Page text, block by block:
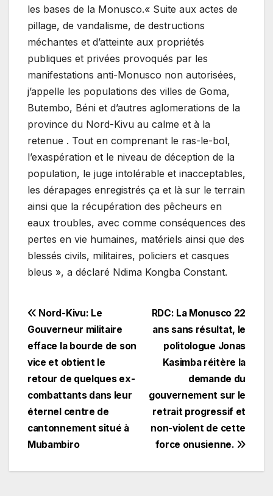
les bases de la Monusco.« Suite aux actes de
pillage, de vandalisme, de destructions
méchantes et d’atteinte aux propriétés
publiques et privées provoqués par les
manifestations anti-Monusco non autorisées,
j’appelle les populations des villes de Goma,
Butembo, Béni et d’autres aglomerations de la
province du Nord-Kivu au calme et à la
retenue . Tout en comprenant le ras-le-bol,
l’exaspération et le niveau de déception de la
population, le juge intolérable et inacceptables,
les dérapages enregistrés ça et là sur le terrain
ainsi que la récupération des pêcheurs en
eaux troubles, avec comme conséquences des
pertes en vie humaines, matériels ainsi que des
blessés civils, militaires, policiers et casques
bleus », a déclaré Ndima Kongba Constant.
Navigation
de
l’article
RDC: La Monusco 22
ans sans résultat, le
politologue Jonas
Kasimba réitère la
demande du
gouvernement sur le
retrait progressif et
non-violent de cette
force onusienne.
Nord-Kivu: Le
Gouverneur militaire
efface la bourde de son
vice et obtient le
retour de quelques ex-
combattants dans leur
éternel centre de
cantonnement situé à
Mubambiro